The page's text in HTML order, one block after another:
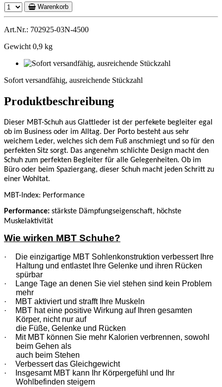
Warenkorb
Art.Nr.: 702925-03N-4500
Gewicht 0,9 kg
Sofort versandfähig, ausreichende Stückzahl
Produktbeschreibung
Dieser MBT-Schuh aus Glattleder ist der perfekete begleiter egal
ob im Business oder im Alltag. Der Porto besteht aus sehr
weichem Leder, welches sich dem Fuß anschmiegt und so für den
perfekten Sitz sorgt. Das angenehm schlichte Design macht den
Schuh zum perfekten Begleiter für alle Gelegenheiten. Ob im
Büro oder beim Spaziergang, dieser Schuh macht jeden Schritt zu
einer Wohltat.
MBT-Index: Performance
Performance: stärkste Dämpfungseigenschaft, höchste
Muskelaktivität
Wie wirken MBT Schuhe?
·
Die einzigartige MBT Sohlenkonstruktion verbessert Ihre
Haltung und entlastet Ihre Gelenke und ihren Rücken
spürbar
·
Lange Tage an denen Sie viel stehen sind kein Problem
mehr
·
MBT aktiviert und strafft Ihre Muskeln
·
MBT hat eine positive Wirkung auf Ihren gesamten
Körper, nicht nur auf
die Füße, Gelenke und Rücken
·
Mit MBT können Sie mehr Kalorien verbrennen, sowohl
beim Gehen als
auch beim Stehen
·
Verbessert das Gleichgewicht
·
Insgesamt MBT kann Ihr Körpergefühl und Ihr
Wohlbefinden steigern